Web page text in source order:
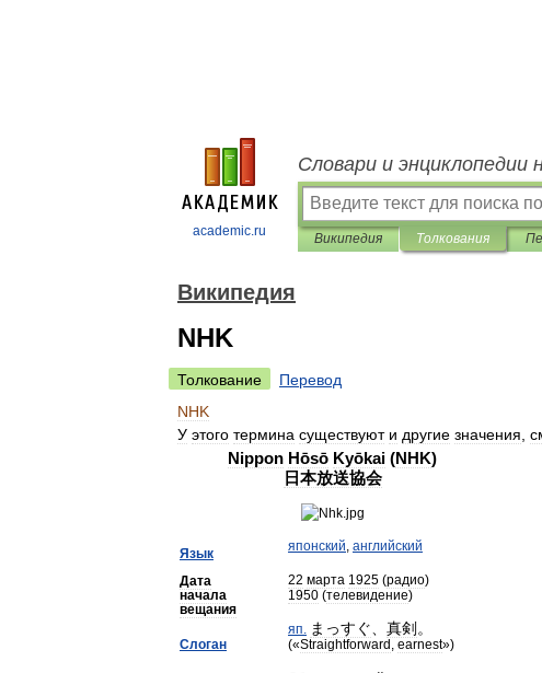
academic.ru
Словари и энциклопедии
Википедия Толкования
Википедия
NHK
Толкование
Перевод
NHK
У этого термина существуют и другие значения
Nippon Hōsō Kyōkai (NHK)
日本放送協会
Язык японский, английский
Дата
начала
вещания
22 марта 1925 (радио)
1950 (телевидение)
Слоган
яп. まっすぐ、 真剣 。
(«Straightforward , earnest»)